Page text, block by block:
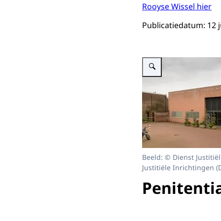
Rooyse Wissel hier
Publicatiedatum: 12
Vergroot afbeelding
Beeld: © Dienst
Justitiële Inrichtingen